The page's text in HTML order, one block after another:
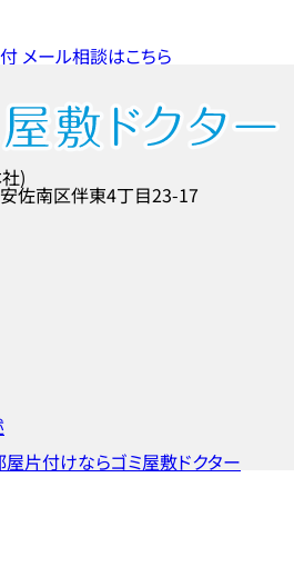
メール相談はこちら
)
佐南区伴東4丁目23-17
屋片付けならゴミ屋敷ドクター